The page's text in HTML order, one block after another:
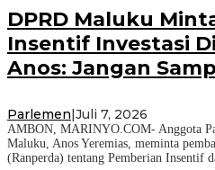
DPRD Maluku
Insentif Investasi
Anos: Jangan
Parlemen Juli 7, 2026
AMBON, MARINYO.COM- Anggota
Maluku, Anos Yeremias, meminta
(Ranperda) tentang Pemberian Insentif